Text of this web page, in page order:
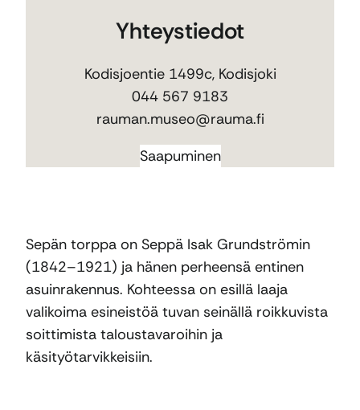
Yhteystiedot
Kodisjoentie 1499c, Kodisjoki
044 567 9183
rauman.museo@rauma.fi
Saapuminen
Sepän torppa on Seppä Isak Grundströmin
(1842–1921) ja hänen perheensä entinen
asuinrakennus. Kohteessa on esillä laaja
valikoima esineistöä tuvan seinällä roikkuvista
soittimista taloustavaroihin ja
käsityötarvikkeisiin.